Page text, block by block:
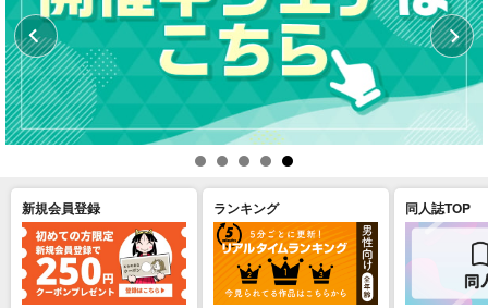
新規会員登録 ランキング 同人誌TOP